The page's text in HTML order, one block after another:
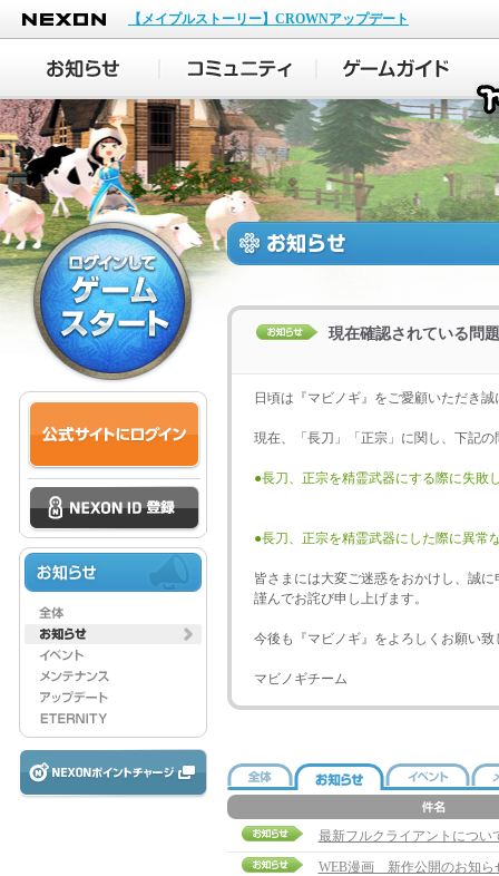
NEXON
【メイプルストーリー】CROWNアップデート
現在確認されている問
日頃は『マビノギ』をご愛顧いただき
現在、「長刀」「正宗」に関し、下記
●長刀、正宗を精霊武器にする際に失敗
●長刀、正宗を精霊武器にした際に異常
皆さまには大変ご迷惑をおかけし、誠
謹んでお詫び申し上げます。
今後も『マビノギ』をよろしくお願い致
マビノギチーム
最新フルクライアントについ
WEB漫画 新作公開のお知ら